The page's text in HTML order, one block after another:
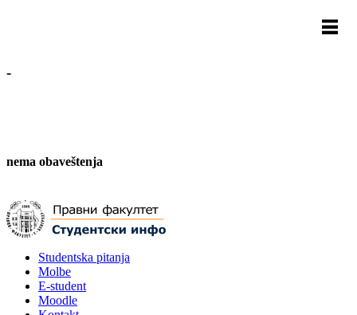
-
nema obaveštenja
Studentska pitanja
Molbe
E-student
Moodle